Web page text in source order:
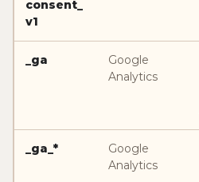
consent_
v1
_ga
Google
Analytics
_ga_*
Google
Analytics